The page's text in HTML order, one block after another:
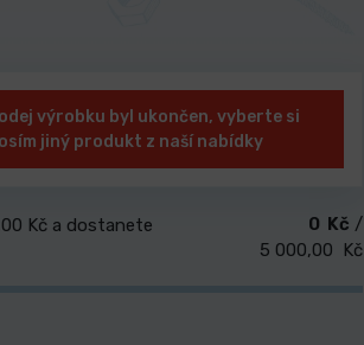
výrobku byl ukončen, vyberte si
jiný produkt z naší nabídky
Kč a dostanete
0 Kč /
5 000,00 Kč